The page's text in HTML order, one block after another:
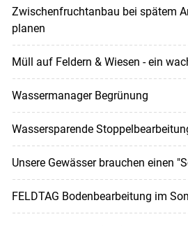
Zwischenfruchtanbau bei spätem
planen
Müll auf Feldern & Wiesen - ein
Wassermanager Begrünung
Wassersparende
Unsere Gewässer brauchen einen
FELDTAG Bodenbearbeitung im